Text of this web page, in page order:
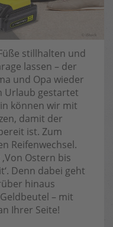
stillhalten und
lassen – der
und Opa wieder
Urlaub gestartet
können wir mit
damit der
ist. Zum
Reifenwechsel.
Ostern bis
Denn dabei geht
hinaus
– mit
Ihrer Seite!